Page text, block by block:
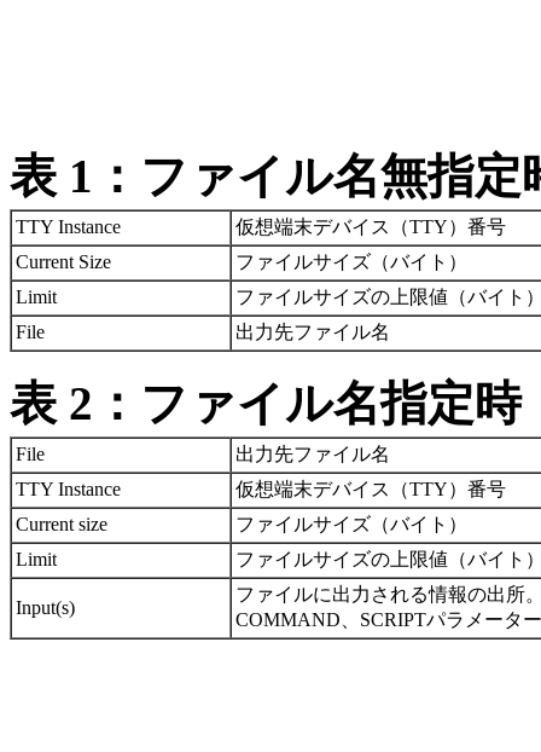
表 1：ファイル名無指定
TTY Instance
仮想端末デバイス（TTY）番号
Current Size
ファイルサイズ（バイト）
Limit
ファイルサイズの上限値（バイト
File
出力先ファイル名
表 2：ファイル名指定時
File
出力先ファイル名
TTY Instance
仮想端末デバイス（TTY）番号
Current size
ファイルサイズ（バイト）
Limit
ファイルサイズの上限値（バイト
Input(s)
ファイルに出力される情報の出所
COMMAND、SCRIPTパラメータ